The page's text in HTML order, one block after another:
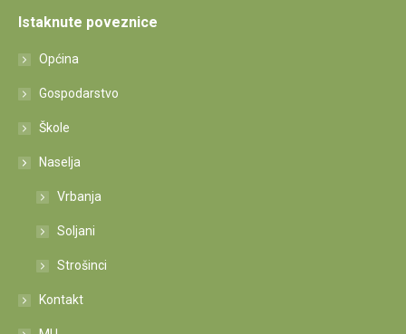
Istaknute poveznice
Općina
Gospodarstvo
Škole
Naselja
Vrbanja
Soljani
Strošinci
Kontakt